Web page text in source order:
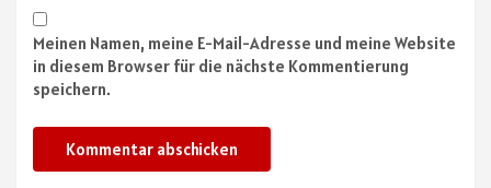
Meinen Namen, meine E-Mail-Adresse und meine Website
in diesem Browser für die nächste Kommentierung
speichern.